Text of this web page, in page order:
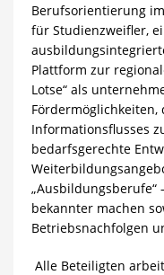
Berufsorientierung
für Studienzweifler,
Plattform zur
Lotse“ als
Fördermöglichkeiten,
Informationsflusses
bedarfsgerechte
bekannter machen
Betriebsnachfolgen
Alle Beteiligten